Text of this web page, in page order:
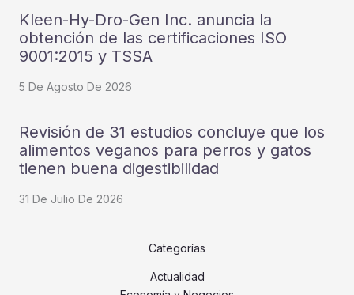
Kleen-Hy-Dro-Gen Inc. anuncia la
obtención de las certificaciones ISO
9001:2015 y TSSA
5 De Agosto De 2026
Revisión de 31 estudios concluye que los
alimentos veganos para perros y gatos
tienen buena digestibilidad
31 De Julio De 2026
Categorías
Actualidad